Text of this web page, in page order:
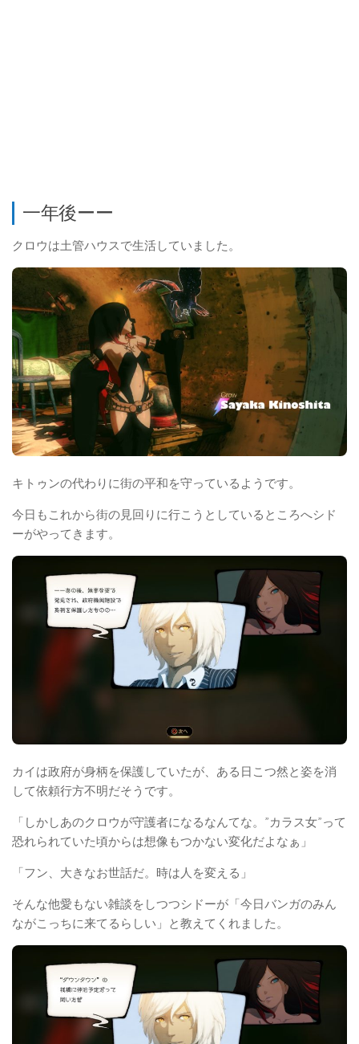
一年後ーー
クロウは土管ハウスで生活していました。
キトゥンの代わりに街の平和を守っているようです。
今日もこれから街の見回りに行こうとしているところへシド
ーがやってきます。
カイは政府が身柄を保護していたが、ある日こつ然と姿を消
して依頼行方不明だそうです。
「しかしあのクロウが守護者になるなんてな。”カラス女”って
恐れられていた頃からは想像もつかない変化だよなぁ」
「フン、大きなお世話だ。時は人を変える」
そんな他愛もない雑談をしつつシドーが「今日バンガのみん
ながこっちに来てるらしい」と教えてくれました。